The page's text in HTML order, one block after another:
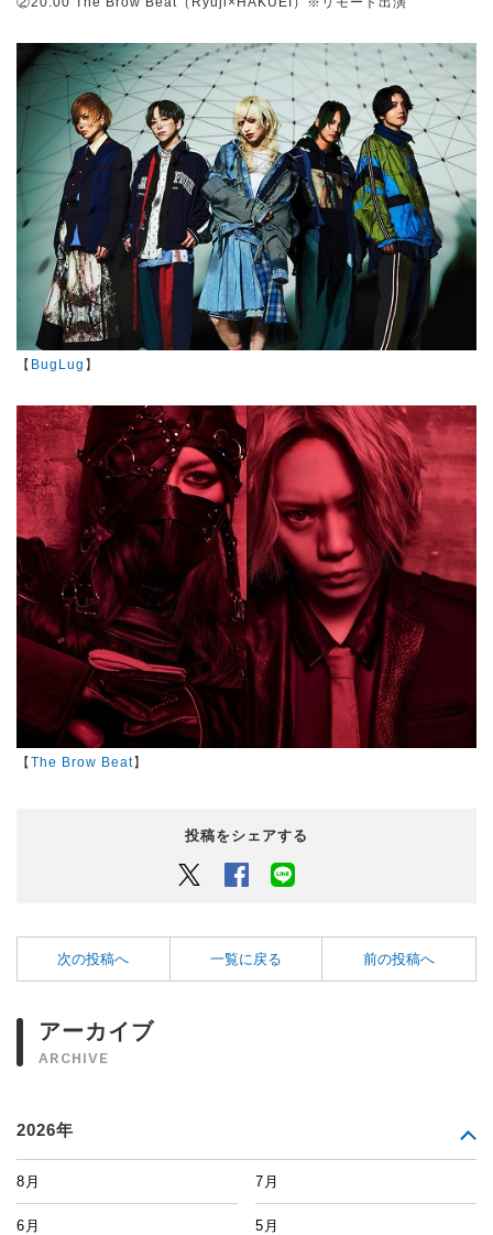
【 BugLug 】
【The Brow Beat】
投稿をシェアする
Twitter Facebook
次の投稿へ 一覧に戻る 前の投稿へ
アーカイブ
ARCHIVE
2026年
8月 7月
6月 5月